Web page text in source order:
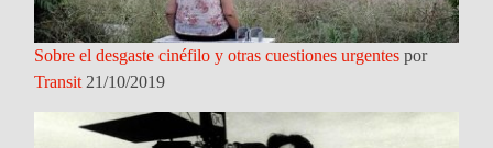
Sobre el desgaste cinéfilo y otras cuestiones urgentes por
Transit 21/10/2019